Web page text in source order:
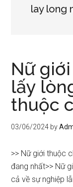
lay long
Nữ
lấy
thuộc
03/06/2024 by
>> Nữ giới thuộc
đang nhất>> Nữ
cả về sự nghiệp